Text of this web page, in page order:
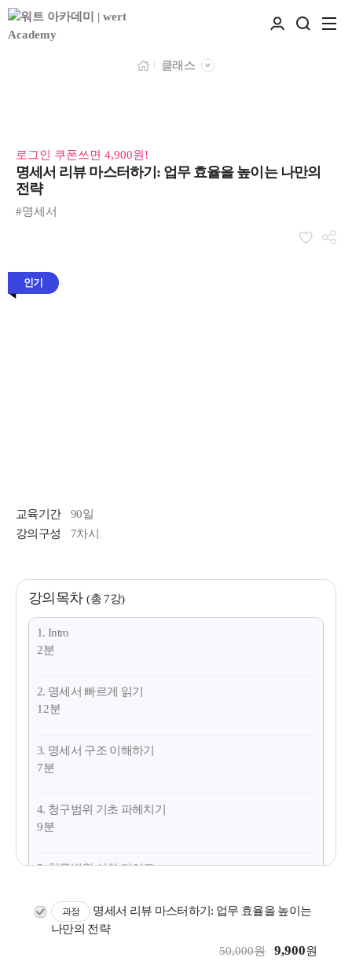
클래스
로그인 쿠폰쓰면 4,900원!
명세서 리뷰 마스터하기: 업무 효율을 높이는 나만의
전략
#명세서
인기
교육기간
90일
강의구성
7차시
강의목차 (총 7강)
1. Intro
2분
2. 명세서 빠르게 읽기
12분
3. 명세서 구조 이해하기
7분
4. 청구범위 기초 파헤치기
9분
5. 청구범위 심화 가이드
6. 상세한 설명 검토 가이드
과정
명세서 리뷰 마스터하기: 업무 효율을 높이는
나만의 전략
50,000원
9,900원